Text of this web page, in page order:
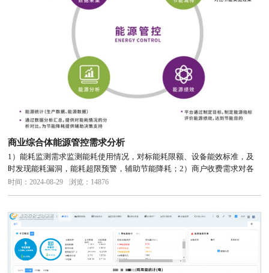
商业综合体能源管控需求分析
1）能耗监测需求监测能耗使用情况，对标能耗限额、设备能效标准，及
时发现能耗漏洞，能耗超限预警，辅助节能降耗；2）商户收费需求对各
类费用的使用进行计量收费，预付费管理模式，支持峰谷计费、远程拉合
时间：2024-08-29 浏览：14876